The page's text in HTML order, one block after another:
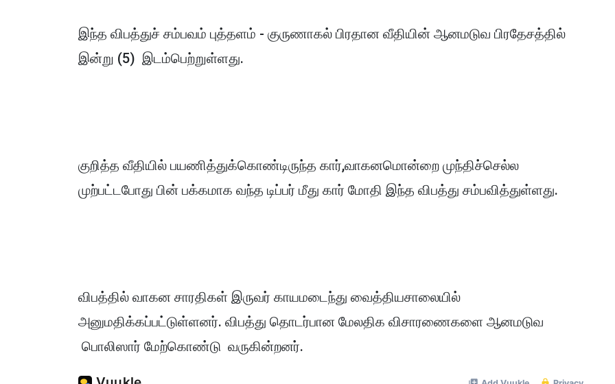
இந்த விபத்துச் சம்பவம் புத்தளம் - குருணாகல் பிரதான வீதியின் ஆனமடுவ பிரதேசத்தில்
இன்று (5) இடம்பெற்றுள்ளது.
குறித்த வீதியில் பயணித்துக்கொண்டிருந்த கார்,வாகனமொன்றை முந்திச்செல்ல
முற்பட்டபோது பின் பக்கமாக வந்த டிப்பர் மீது கார் மோதி இந்த விபத்து சம்பவித்துள்ளது.
விபத்தில் வாகன சாரதிகள் இருவர் காயமடைந்து வைத்தியசாலையில்
அனுமதிக்கப்பட்டுள்ளனர். விபத்து தொடர்பான மேலதிக விசாரணைகளை ஆனமடுவ
பொலிஸார் மேற்கொண்டு வருகின்றனர்.